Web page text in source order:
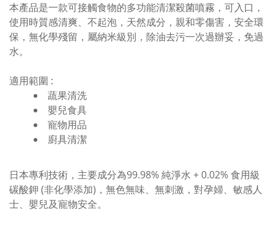
本產品是一款可接觸食物的多功能清潔殺菌噴霧，可入口，
使用時質感清爽、不起泡，天然成分，親和零傷害，安全環
保，無化學殘留，屬納米級別，除油去污一次過辦妥，免過
水。
適用範圍 :
蔬果清洗
嬰兒食具
寵物用品
廚具清潔
日本專利技術，主要成分為99.98% 純淨水 + 0.02% 食用級
碳酸鉀 (非化學添加)，無色無味、無刺激，對孕婦、敏感人
士、嬰兒及寵物安全。